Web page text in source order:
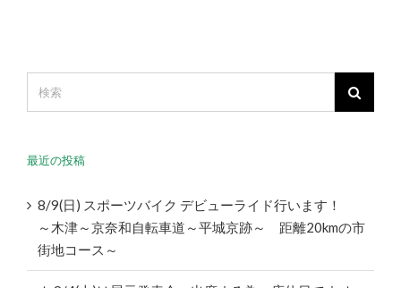
最近の投稿
8/9(日) スポーツバイク デビューライド行います！
～木津～京奈和自転車道～平城京跡～ 距離20kmの市
街地コース～